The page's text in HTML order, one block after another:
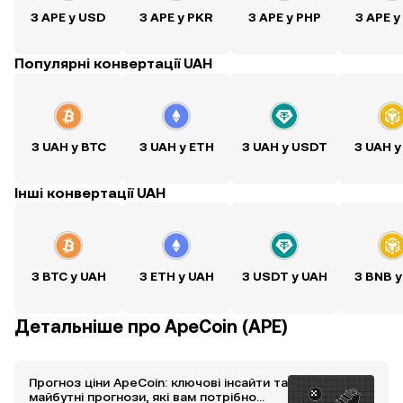
З APE у USD З APE у PKR З APE у PHP З APE у
Популярні конвертації UAH
З UAH у BTC З UAH у ETH З UAH у USDT З UAH
Інші конвертації UAH
З BTC у UAH З ETH у UAH З USDT у UAH З BNB
Детальніше про ApeCoin (APE)
Прогноз ціни ApeCoin: ключові інсайти та
майбутні прогнози, які вам потрібно